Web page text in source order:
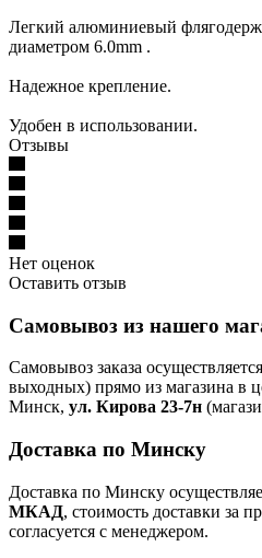
Легкий алюминиевый
диаметром 6.0mm .
Надежное крепление.
Удобен в использовании.
Отзывы
Нет оценок
Оставить отзыв
Самовывоз из нашего
Самовывоз заказа
выходных) прямо из магазина в
Минск, ул. Кирова 23-7н
Доставка по Минску
Доставка по Минску
МКАД, стоимость доставки за
согласуется с менеджером.